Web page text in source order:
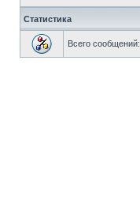
Статистика
Всего сообщений: